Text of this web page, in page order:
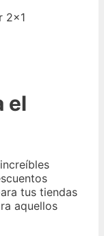
el
tus tiendas
aquellos